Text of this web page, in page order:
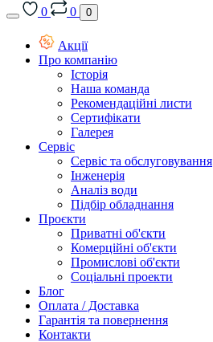
0
0 0
Акції
Про компанію
Історія
Наша команда
Рекомендаційні листи
Сертифікати
Галерея
Сервіс
Сервіс та обслуговування
Інженерія
Аналіз води
Підбір обладнання
Проєкти
Приватні об'єкти
Комерційні об'єкти
Промислові об'єкти
Соціальні проекти
Блог
Оплата / Доставка
Гарантія та повернення
Контакти